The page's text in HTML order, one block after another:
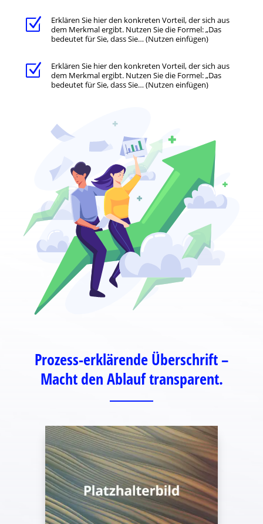
Z
Erklären Sie hier den konkreten Vorteil, der sich aus
dem Merkmal ergibt. Nutzen Sie die Formel: „Das
bedeutet für Sie, dass Sie… (Nutzen einfügen)
Z
Erklären Sie hier den konkreten Vorteil, der sich aus
dem Merkmal ergibt. Nutzen Sie die Formel: „Das
bedeutet für Sie, dass Sie… (Nutzen einfügen)
Prozess-erklärende Überschrift –
Macht den Ablauf transparent.